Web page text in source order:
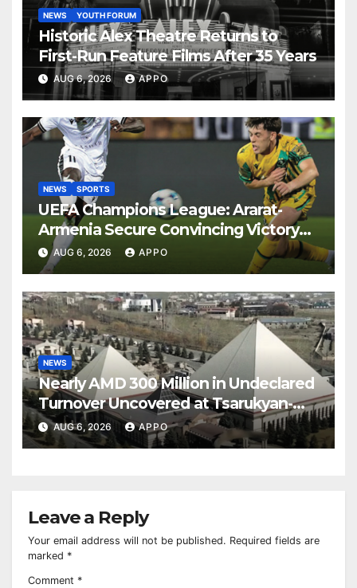
NEWS YOUTH FORUM
Historic Alex Theatre Returns to
First-Run Feature Films After 35 Years
AUG 6, 2026 APPO
NEWS SPORTS
UEFA Champions League: Ararat-
Armenia Secure Convincing Victory
Over Shamrock Rovers 2-0
AUG 6, 2026 APPO
NEWS
Nearly AMD 300 Million in Undeclared
Turnover Uncovered at Tsarukyan-
Owned Entertainment Center
AUG 6, 2026 APPO
Leave a Reply
Your email address will not be published. Required fields are
marked *
Comment *